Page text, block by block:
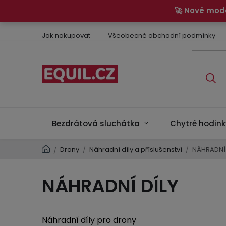
🚀 Nové
Jak nakupovat Všeobecné obchodní podmínky
Bezdrátová sluchátka Chytré
Domů
/ Drony / Náhradní díly a příslušenství /
NÁHRADNÍ DÍLY
Náhradní díly pro drony